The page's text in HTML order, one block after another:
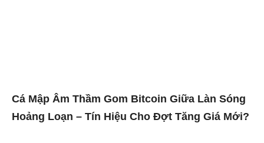
Cá Mập Âm Thầm Gom Bitcoin Giữa Làn Sóng
Hoảng Loạn – Tín Hiệu Cho Đợt Tăng Giá Mới?